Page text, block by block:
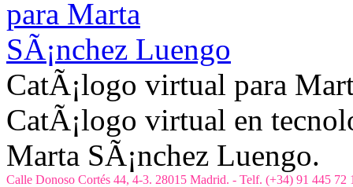
CatÃ¡logo virtual para
CatÃ¡logo virtual en
Marta SÃ¡nchez Luengo.
Calle Donoso Cortés 44, 4-3. 28015 Madrid. - Telf. (+34) 91 445 72